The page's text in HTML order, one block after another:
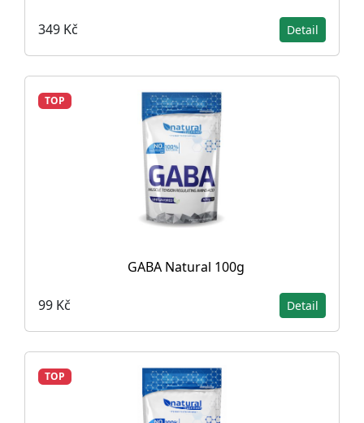
349 Kč Detail
TOP
GABA Natural 100g
99 Kč Detail
TOP